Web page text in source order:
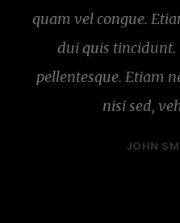
quam vel congue.
dui quis tincidunt.
pellentesque. Etiam
nisi sed,
JOHN